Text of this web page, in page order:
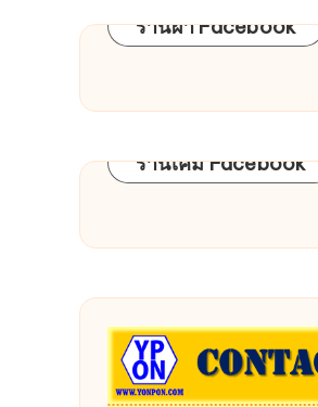
ร้านผ้า Facebook
ร้านเคมี Facebook